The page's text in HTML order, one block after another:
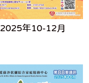
2025年10-12月